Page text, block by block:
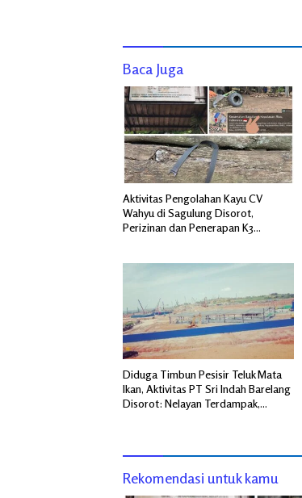
Baca Juga
Aktivitas Pengolahan Kayu CV
Wahyu di Sagulung Disorot,
Perizinan dan Penerapan K3
Diduga Timbun Pesisir Teluk Mata
Ikan, Aktivitas PT Sri Indah Barelang
Disorot: Nelayan Terdampak,
Rekomendasi untuk kamu